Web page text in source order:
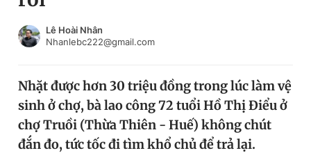
Chuyên mục khác
Chào ngày mới
Video Magazine
Lê Hoài Nhân
Nhanlebc222@gmail.com
Nhặt được hơn 30 triệu đồng trong lúc làm vệ
sinh ở chợ, bà lao công 72 tuổi Hồ Thị Điểu ở
chợ Truồi (Thừa Thiên - Huế) không chút
đắn đo, tức tốc đi tìm khổ chủ để trả lại.